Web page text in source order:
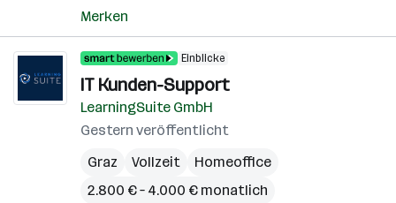
Merken
Einblicke
IT Kunden-Support
LearningSuite GmbH
Gestern veröffentlicht
Graz
Vollzeit
Homeoffice
2.800 € – 4.000 € monatlich